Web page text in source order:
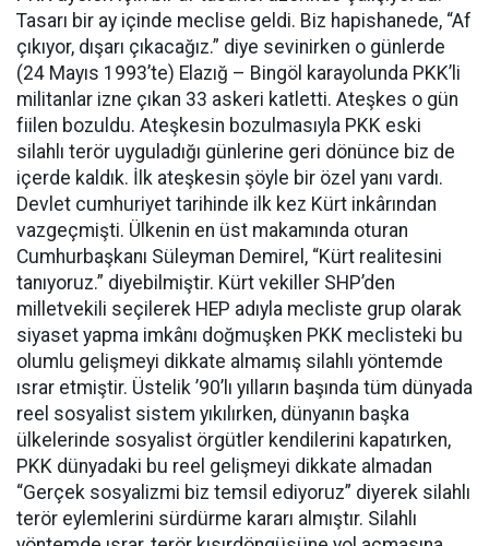
Tasarı bir ay içinde meclise geldi. Biz hapishanede, “Af
çıkıyor, dışarı çıkacağız.” diye sevinirken o günlerde
(24 Mayıs 1993’te) Elazığ – Bingöl karayolunda PKK’li
militanlar izne çıkan 33 askeri katletti. Ateşkes o gün
fiilen bozuldu. Ateşkesin bozulmasıyla PKK eski
silahlı terör uyguladığı günlerine geri dönünce biz de
içerde kaldık. İlk ateşkesin şöyle bir özel yanı vardı.
Devlet cumhuriyet tarihinde ilk kez Kürt inkârından
vazgeçmişti. Ülkenin en üst makamında oturan
Cumhurbaşkanı Süleyman Demirel, “Kürt realitesini
tanıyoruz.” diyebilmiştir. Kürt vekiller SHP’den
milletvekili seçilerek HEP adıyla mecliste grup olarak
siyaset yapma imkânı doğmuşken PKK meclisteki bu
olumlu gelişmeyi dikkate almamış silahlı yöntemde
ısrar etmiştir. Üstelik ’90’lı yılların başında tüm dünyada
reel sosyalist sistem yıkılırken, dünyanın başka
ülkelerinde sosyalist örgütler kendilerini kapatırken,
PKK dünyadaki bu reel gelişmeyi dikkate almadan
“Gerçek sosyalizmi biz temsil ediyoruz” diyerek silahlı
terör eylemlerini sürdürme kararı almıştır. Silahlı